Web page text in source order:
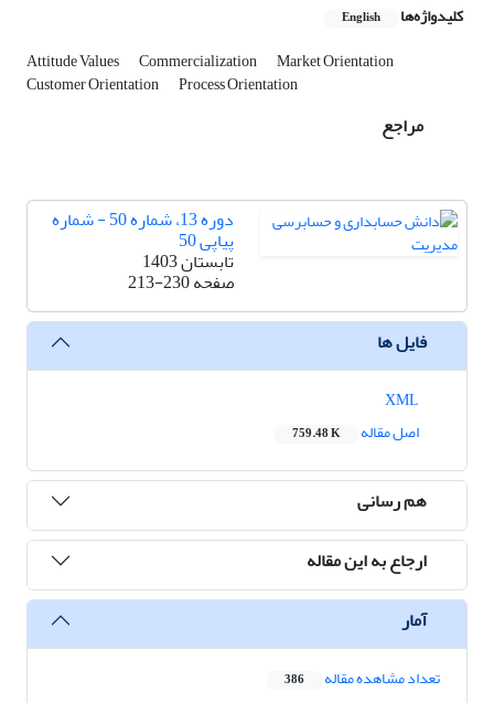
کلیدواژه‌ها English
Attitude Values Commercialization Market Orientation
Customer Orientation Process Orientation
مراجع
دوره 13، شماره 50 - شماره
پیاپی 50
تابستان 1403
صفحه213-230
فایل ها
اصل مقاله
759.48 K
هم رسانی
ارجاع به این مقاله
آمار
تعداد مشاهده مقاله 386